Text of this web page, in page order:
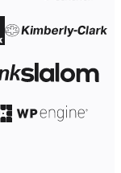
сотрудников
пользователями и